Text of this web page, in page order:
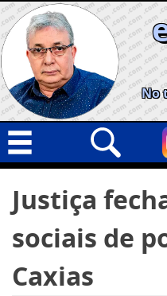
Skip
to
content
No
Geral
Cidades
Política
por:
Justiça
sociais de
Caxias